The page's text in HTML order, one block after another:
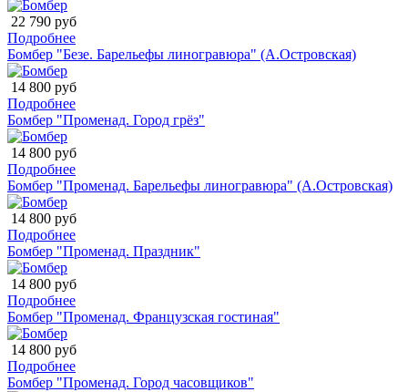
22 790 руб
Подробнее
Бомбер "Безе. Барельефы линогравюра" (А.Островская)
14 800 руб
Подробнее
Бомбер "Променад. Город грёз"
14 800 руб
Подробнее
Бомбер "Променад. Барельефы линогравюра" (А.Островская)
14 800 руб
Подробнее
Бомбер "Променад. Праздник"
14 800 руб
Подробнее
Бомбер "Променад. Французская гостиная"
14 800 руб
Подробнее
Бомбер "Променад. Город часовщиков"